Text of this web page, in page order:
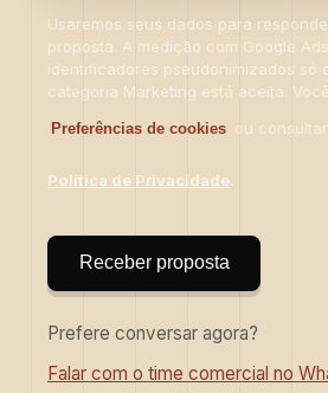
Usaremos seus dados para
proposta. A medição com Google
identificadores pseudonimizados só
categoria Marketing está aceita.
Preferências de cookies ou
Política de Privacidade
Receber proposta
Prefere conversar agora?
Falar com o time comercial no